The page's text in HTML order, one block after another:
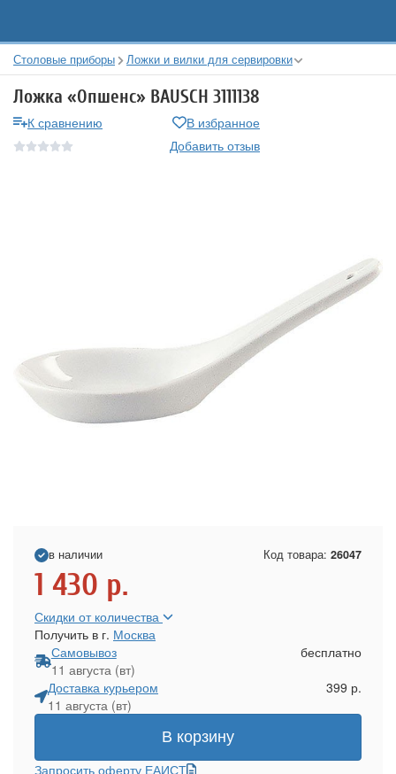
Столовые приборы Ложки и вилки для сервировки
Ложка «Опшенс» BAUSCH 3111138
К сравнению
В избранное
Добавить отзыв
в наличии Код товара: 26047
1 430 р.
Скидки от количества
Получить в г. Москва
Самовывоз
11 августа (вт)
бесплатно
Доставка курьером
11 августа (вт)
399 р.
В корзину
Запросить оферту ЕАИСТ